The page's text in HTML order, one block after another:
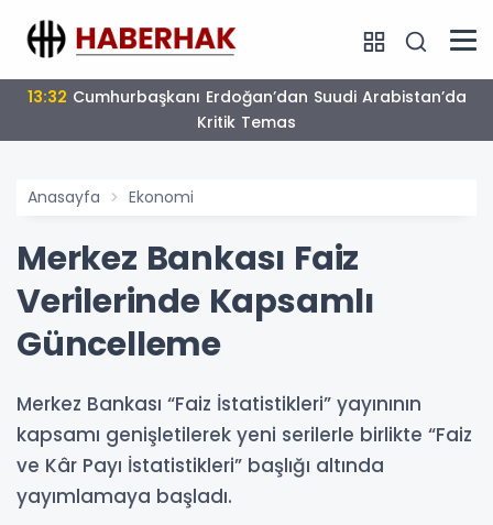
17:16 Bulgaristan’da Yeni Dönem
Anasayfa Ekonomi
Merkez Bankası Faiz
Verilerinde Kapsamlı
Güncelleme
Merkez Bankası “Faiz İstatistikleri” yayınının
kapsamı genişletilerek yeni serilerle birlikte “Faiz
ve Kâr Payı İstatistikleri” başlığı altında
yayımlamaya başladı.